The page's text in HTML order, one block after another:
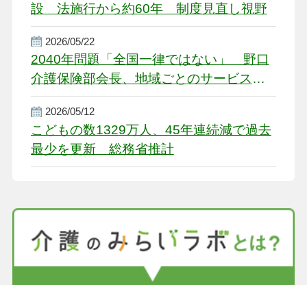
設 法施行から約60年 制度見直し視野
2026/05/22
2040年問題「全国一律ではない」 野口
介護保険部会長、地域ごとのサービス基
盤整備を促す
2026/05/12
こどもの数1329万人、45年連続減で過去
最少を更新 総務省推計